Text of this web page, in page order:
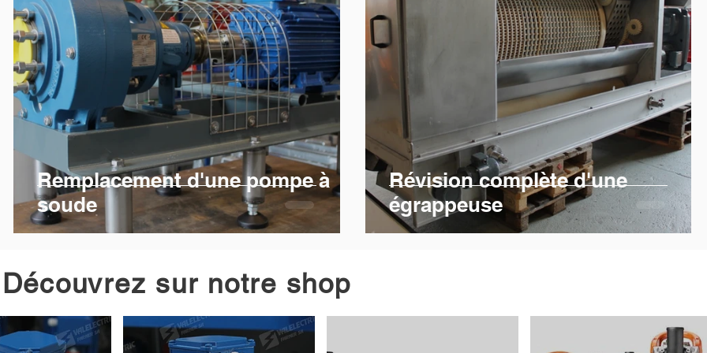
Remplacement d'une pompe à
soude
Révision complète d'une
égrappeuse
Découvrez sur notre shop